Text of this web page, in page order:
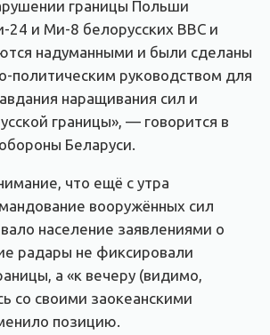
границы Польши
24 и Ми-8 белорусских ВВС и
надуманными и были сделаны
политическим руководством для
наращивания сил и
границы», — говорится в
Беларуси.
что ещё с утра
вооружённых сил
население заявлениями о
радары не фиксировали
а «к вечеру (видимо,
со своими заокеанскими
позицию.